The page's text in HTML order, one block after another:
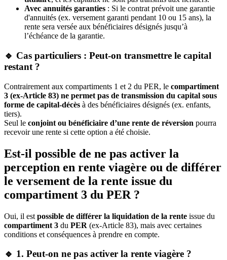
Avec annuités garanties : Si le contrat prévoit une garantie
d'annuités (ex. versement garanti pendant 10 ou 15 ans), la
rente sera versée aux bénéficiaires désignés jusqu’à
l’échéance de la garantie.
🔹 Cas particuliers : Peut-on transmettre le capital
restant ?
Contrairement aux compartiments 1 et 2 du PER, le compartiment
3 (ex-Article 83) ne permet pas de transmission du capital sous
forme de capital-décès à des bénéficiaires désignés (ex. enfants,
tiers).
Seul le conjoint ou bénéficiaire d’une rente de réversion pourra
recevoir une rente si cette option a été choisie.
Est-il possible de ne pas activer la
perception en rente viagère ou de différer
le versement de la rente issue du
compartiment 3 du PER ?
Oui, il est possible de différer la liquidation de la rente issue du
compartiment 3 du PER (ex-Article 83), mais avec certaines
conditions et conséquences à prendre en compte.
🔹 1. Peut-on ne pas activer la rente viagère ?